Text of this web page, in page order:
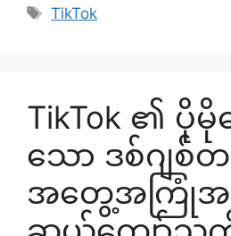
Tags
TikTok
TikTok ၏ ပို
သော ဒစ်ဂျစ်
အတွေ့အကြုံ